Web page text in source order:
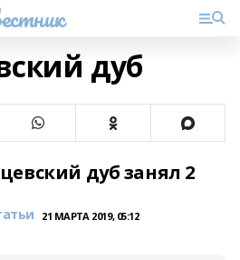
дуб
дуб занял 2
21 МАРТА 2019, 05:12